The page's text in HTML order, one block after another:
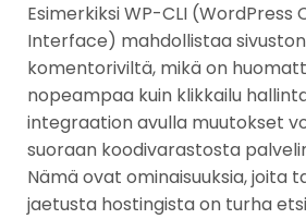
Esimerkiksi WP-CLI (WordPress
Interface) mahdollistaa
komentoriviltä, mikä on
nopeampaa kuin klikkailu
integraation avulla muutokset
suoraan koodivarastosta
Nämä ovat ominaisuuksia, joita
jaetusta hostingista on turha